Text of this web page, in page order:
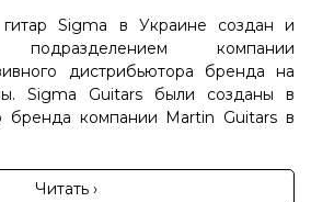
Sigma в Украине создан и
подразделением компании
дистрибьютора бренда на
Sigma Guitars были созданы в
бренда компании Martin Guitars в
Читать ›